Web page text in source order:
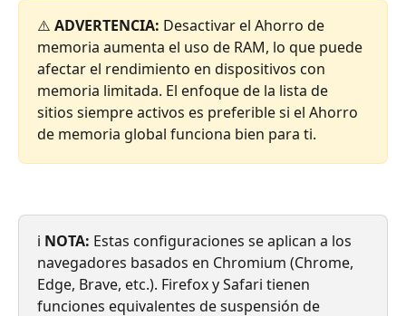
⚠️ ADVERTENCIA: Desactivar el Ahorro de
memoria aumenta el uso de RAM, lo que puede
afectar el rendimiento en dispositivos con
memoria limitada. El enfoque de la lista de
sitios siempre activos es preferible si el Ahorro
de memoria global funciona bien para ti.
ℹ️ NOTA: Estas configuraciones se aplican a los
navegadores basados en Chromium (Chrome,
Edge, Brave, etc.). Firefox y Safari tienen
funciones equivalentes de suspensión de